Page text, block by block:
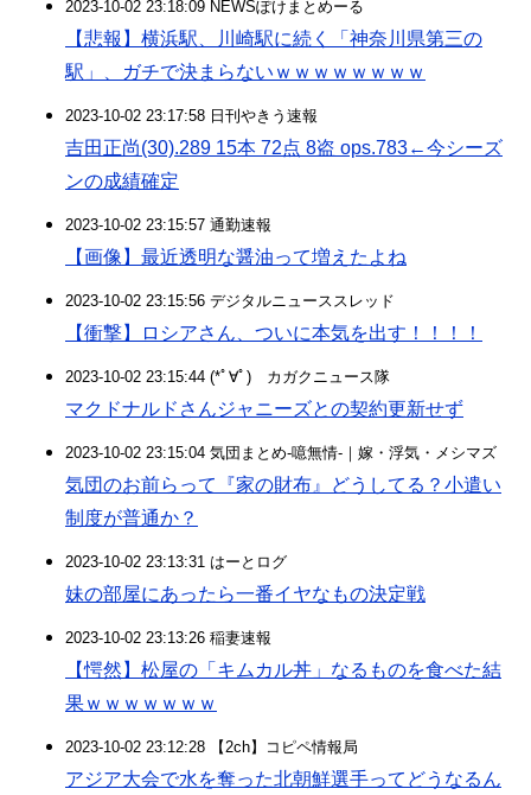
2023-10-02 23:18:09 NEWSぽけまとめーる
【悲報】横浜駅、川崎駅に続く「神奈川県第三の
駅」、ガチで決まらないｗｗｗｗｗｗｗｗ
2023-10-02 23:17:58 日刊やきう速報
吉田正尚(30).289 15本 72点 8盗 ops.783←今シーズ
ンの成績確定
2023-10-02 23:15:57 通勤速報
【画像】最近透明な醤油って増えたよね
2023-10-02 23:15:56 デジタルニューススレッド
【衝撃】ロシアさん、ついに本気を出す！！！！
2023-10-02 23:15:44 (*ﾟ∀ﾟ)ゞカガクニュース隊
マクドナルドさんジャニーズとの契約更新せず
2023-10-02 23:15:04 気団まとめ-噫無情-｜嫁・浮気・メシマズ
気団のお前らって『家の財布』どうしてる？小遣い
制度が普通か？
2023-10-02 23:13:31 はーとログ
妹の部屋にあったら一番イヤなもの決定戦
2023-10-02 23:13:26 稲妻速報
【愕然】松屋の「キムカル丼」なるものを食べた結
果ｗｗｗｗｗｗｗ
2023-10-02 23:12:28 【2ch】コピペ情報局
アジア大会で水を奪った北朝鮮選手ってどうなるん